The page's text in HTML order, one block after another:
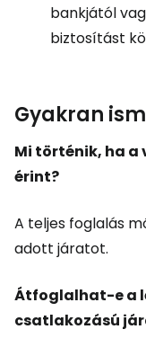
bankjától
biztosítást
Gyakran
Mi történik, ha a
érint?
A teljes foglalás
adott járatot.
Átfoglalhat-e a
csatlakozású